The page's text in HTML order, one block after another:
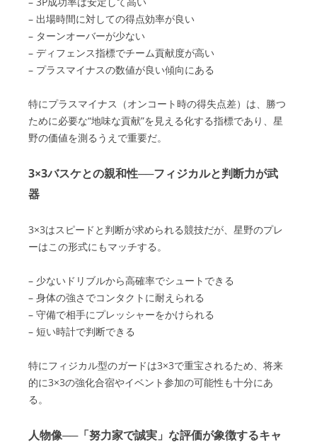
– 出場時間に対しての得点効率が良い
– ターンオーバーが少ない
– ディフェンス指標でチーム貢献度が高い
– プラスマイナスの数値が良い傾向にある
特にプラスマイナス（オンコート時の得失点差）は、勝つ
ために必要な“地味な貢献”を見える化する指標であり、星
野の価値を測るうえで重要だ。
3×3バスケとの親和性──フィジカルと判断力が武
器
3×3はスピードと判断が求められる競技だが、星野のプレ
ーはこの形式にもマッチする。
– 少ないドリブルから高確率でシュートできる
– 身体の強さでコンタクトに耐えられる
– 守備で相手にプレッシャーをかけられる
– 短い時計で判断できる
特にフィジカル型のガードは3×3で重宝されるため、将来
的に3×3の強化合宿やイベント参加の可能性も十分にあ
る。
人物像──「努力家で誠実」な評価が象徴するキャ